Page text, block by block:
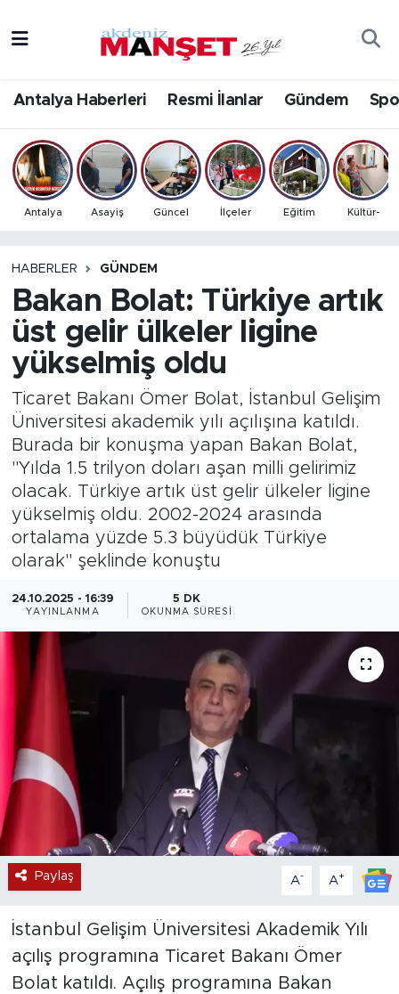
Antalya Haberleri Resmi İlanlar Gündem
Antalya Asayiş Güncel İlçeler Eğitim Kültür-
HABERLER GÜNDEM
Bakan Bolat: Türkiye artık
üst gelir ülkeler ligine
yükselmiş oldu
Ticaret Bakanı Ömer Bolat, İstanbul Gelişim
Üniversitesi akademik yılı açılışına katıldı.
Burada bir konuşma yapan Bakan Bolat,
"Yılda 1.5 trilyon doları aşan milli gelirimiz
olacak. Türkiye artık üst gelir ülkeler ligine
yükselmiş oldu. 2002-2024 arasında
ortalama yüzde 5.3 büyüdük Türkiye
olarak" şeklinde konuştu
24.10.2025 - 16:39
YAYINLANMA
5 DK
OKUNMA SÜRESI
Paylaş A- A+
İstanbul Gelişim Üniversitesi Akademik Yılı
açılış programına Ticaret Bakanı Ömer
Bolat katıldı. Açılış programına Bakan
Bilim & Teknoloji
Eğitim
Ekonomi
Gündem
İlçeler
Kültür- Sanat
Magazin
Özel Haber
Politika
Resmi İlanlar
Sağlık
Spor
Turizm
Antalya Hava Durumu
Antalya Namaz Vakitleri
Antalya Trafik Yoğunluk Haritası
Tüm Manşetler
Son Dakika Haberleri